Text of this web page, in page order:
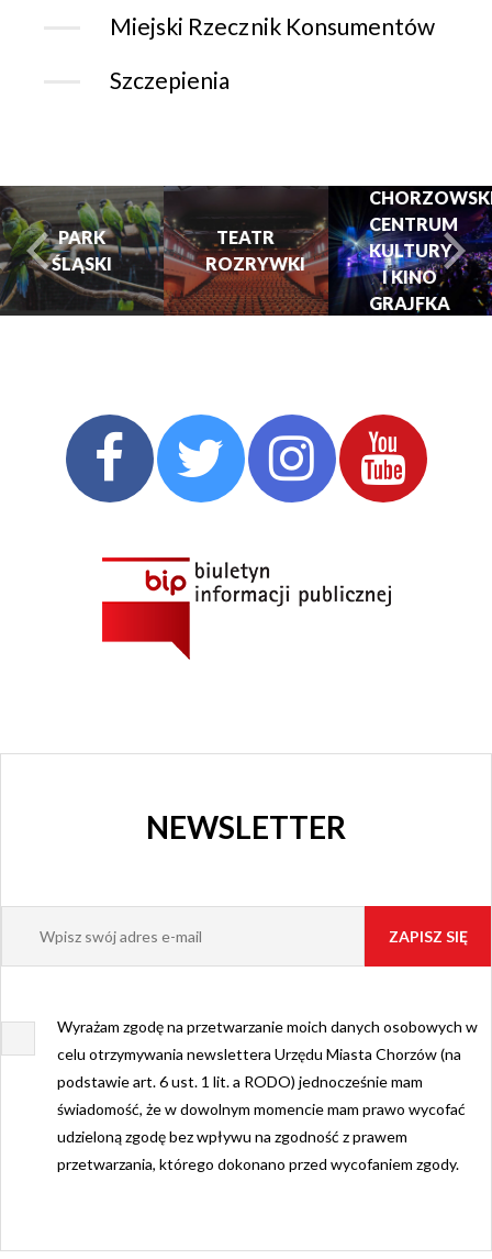
Miejski Rzecznik Konsumentów
Szczepienia
PARK
ŚLĄSKI
TEATR
ROZRYWKI
CENTRUM
KULTURY
I KINO
GRAJFKA
turysta.Previous
NEWSLETTER
Wyrażam zgodę na przetwarzanie moich danych osobowych w
celu otrzymywania newslettera Urzędu Miasta Chorzów (na
podstawie art. 6 ust. 1 lit. a RODO) jednocześnie mam
świadomość, że w dowolnym momencie mam prawo wycofać
udzieloną zgodę bez wpływu na zgodność z prawem
przetwarzania, którego dokonano przed wycofaniem zgody.